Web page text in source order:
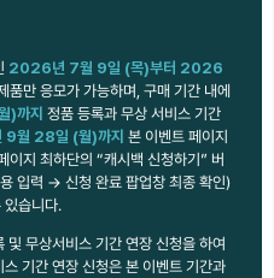
2026년 7월 9일 (목)부터 2026
품만 응모가 가능하며, 구매 기간 내에
)까지 정품 등록과 무상 서비스 기간
월 28일 (월)까지 본 이벤트 페이지
이지 최하단의 “캐시백 신청하기” 버
입력 → 신청 완료 팝업창 최종 확인)
있습니다.
및 무상서비스 기간 연장 신청을 하여
기간 연장 신청은 본 이벤트 기간과